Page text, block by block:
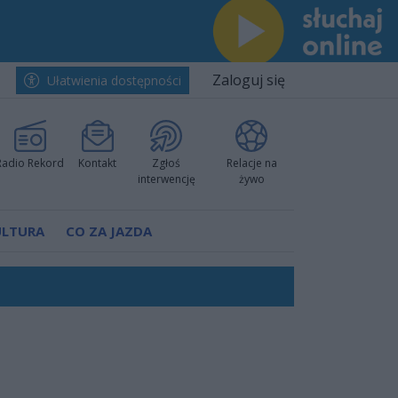
Ułatwienia dostępności Zaloguj się
Rekord Kontakt
Zgłoś
interwencję
Relacje na
żywo
CO ZA JAZDA